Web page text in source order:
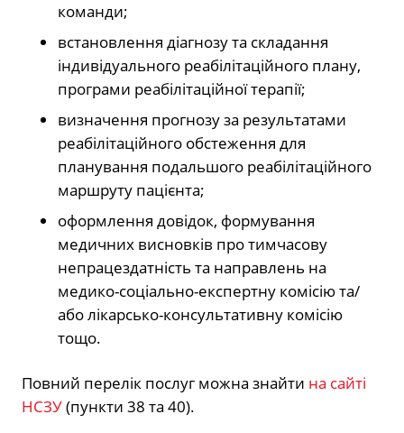
команди;
встановлення діагнозу та складання
індивідуального реабілітаційного плану,
програми реабілітаційної терапії;
визначення прогнозу за результатами
реабілітаційного обстеження для
планування подальшого реабілітаційного
маршруту пацієнта;
оформлення довідок, формування
медичних висновків про тимчасову
непрацездатність та направлень на
медико-соціально-експертну комісію та/
або лікарсько-консультативну комісію
тощо.
Повний перелік послуг можна знайти на сайті
НСЗУ(пункти 38 та 40).